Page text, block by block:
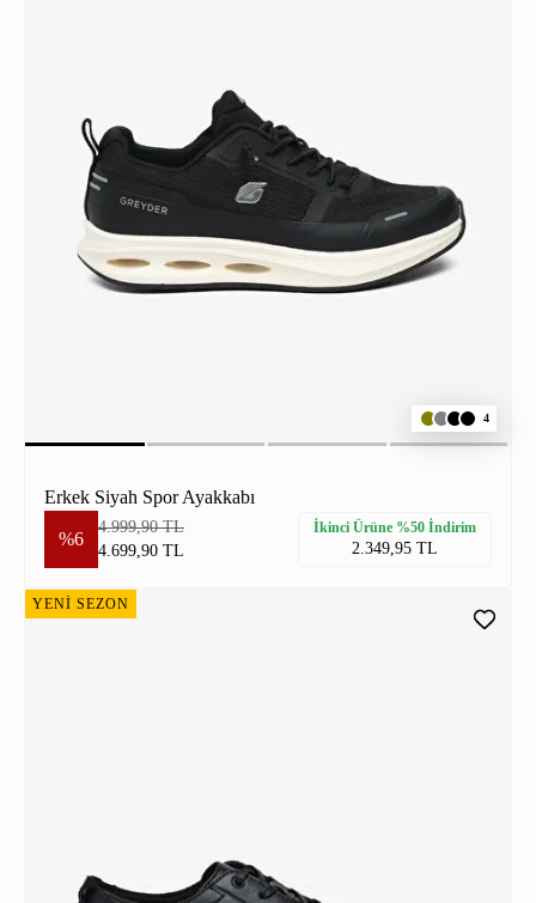
4
Erkek Siyah Spor Ayakkabı
%6
4.999,90 TL
4.699,90 TL
İkinci Ürüne %50 İndirim
2.349,95 TL
YENİ SEZON